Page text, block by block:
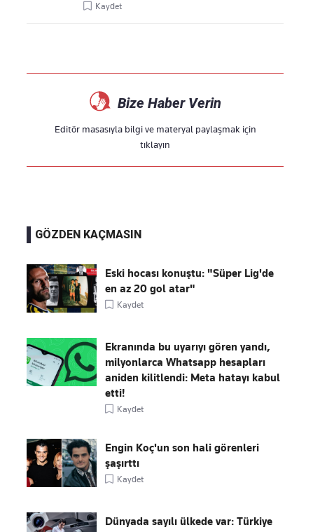
Kaydet
Bize Haber Verin
Editör masasıyla bilgi ve materyal paylaşmak için
tıklayın
GÖZDEN KAÇMASIN
Eski hocası konuştu: "Süper Lig'de
en az 20 gol atar"
Kaydet
Ekranında bu uyarıyı gören yandı,
milyonlarca Whatsapp hesapları
aniden kilitlendi: Meta hatayı kabul
etti!
Kaydet
Engin Koç'un son hali görenleri
şaşırttı
Kaydet
Dünyada sayılı ülkede var: Türkiye